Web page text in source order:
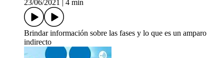
23/06/2021
4 min
Brindar información sobre las fases y lo que es un amparo
indirecto